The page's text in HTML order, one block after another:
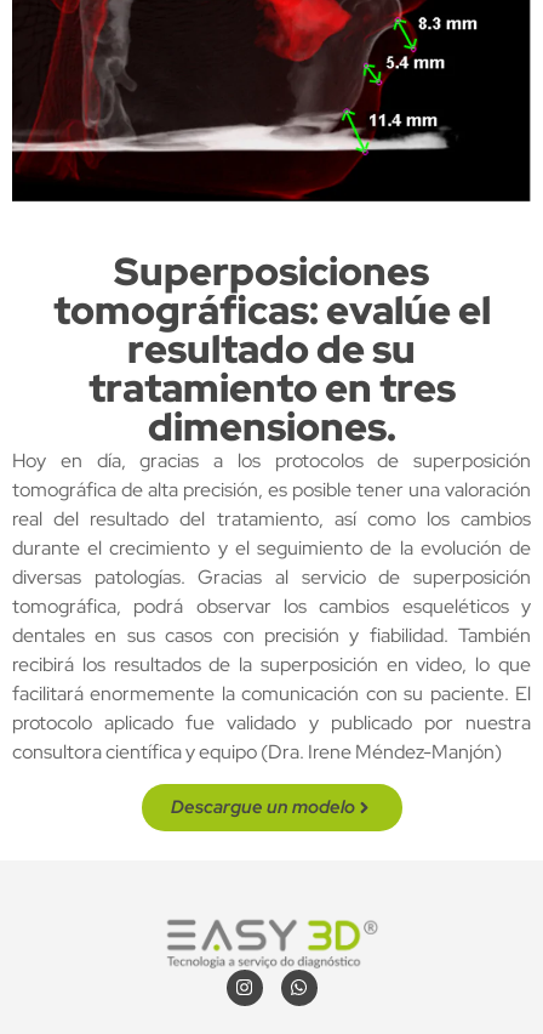
Superposiciones
tomográficas: evalúe el
resultado de su
tratamiento en tres
dimensiones.
Hoy en día, gracias a los protocolos de superposición
tomográfica de alta precisión, es posible tener una valoración
real del resultado del tratamiento, así como los cambios
durante el crecimiento y el seguimiento de la evolución de
diversas patologías. Gracias al servicio de superposición
tomográfica, podrá observar los cambios esqueléticos y
dentales en sus casos con precisión y fiabilidad. También
recibirá los resultados de la superposición en video, lo que
facilitará enormemente la comunicación con su paciente. El
protocolo aplicado fue validado y publicado por nuestra
consultora científica y equipo (Dra. Irene Méndez-Manjón)
Descargue un modelo